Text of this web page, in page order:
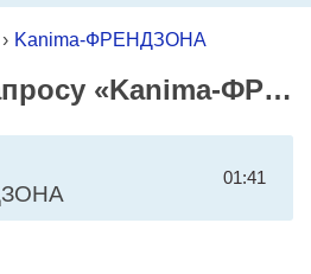
› Kanima-ФРЕНДЗОНА
Найдено по запросу «Kanima-ФРЕНДЗОНА»
01:41